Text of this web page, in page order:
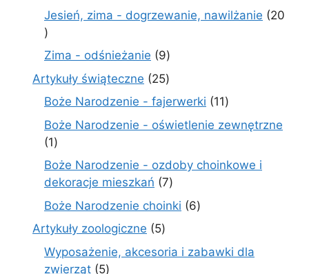
produkty
Jesień, zima - dogrzewanie, nawilżanie
20
20
produktów
Zima - odśnieżanie 99
produktów
Artykuły świąteczne 2525
produktów
Boże Narodzenie - fajerwerki 1111
produktów
Boże Narodzenie - oświetlenie zewnętrzne
11
produkt
Boże Narodzenie - ozdoby choinkowe i
dekoracje mieszkań 77
produktów
Boże Narodzenie choinki 66
Artykuły zoologiczne 55
produktów
Wyposażenie, akcesoria i zabawki dla
zwierząt 55